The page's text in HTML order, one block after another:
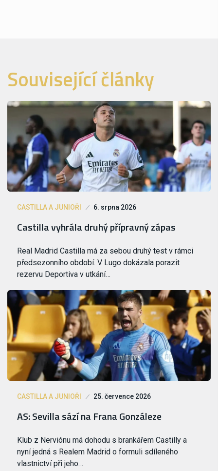
Související články
CASTILLA A JUNIOŘI 6. srpna 2026
Castilla vyhrála druhý přípravný zápas
Real Madrid Castilla má za sebou druhý test v rámci
předsezonního období. V Lugo dokázala porazit
rezervu Deportiva v utkání…
CASTILLA A JUNIOŘI 25. července 2026
AS: Sevilla sází na Frana Gonzáleze
Klub z Nerviónu má dohodu s brankářem Castilly a
nyní jedná s Realem Madrid o formuli sdíleného
vlastnictví při jeho…